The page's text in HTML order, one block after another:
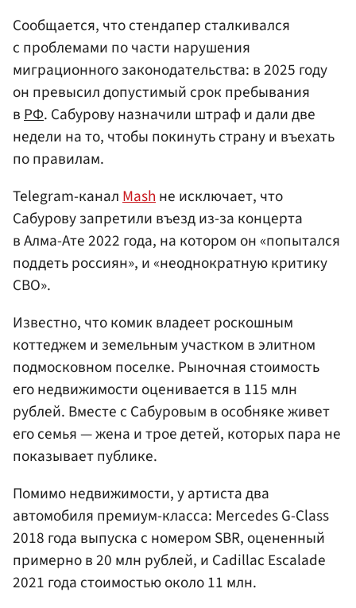
Сообщается, что стендапер сталкивался
с проблемами по части нарушения
миграционного законодательства: в 2025 году
он превысил допустимый срок пребывания
в РФ. Сабурову назначили штраф и дали две
недели на то, чтобы покинуть страну и въехать
по правилам.
Telegram-каналMashне исключает, что
Сабурову запретили въезд из-за концерта
в Алма-Ате 2022 года, на котором он «попытался
поддеть россиян», и «неоднократную критику
СВО».
Известно, что комик владеет роскошным
коттеджем и земельным участком в элитном
подмосковном поселке. Рыночная стоимость
его недвижимости оценивается в 115 млн
рублей. Вместе с Сабуровым в особняке живет
его семья — жена и трое детей, которых пара не
показывает публике.
Помимо недвижимости, у артиста два
автомобиля премиум-класса: Mercedes G-Class
2018 года выпуска с номером SBR, оцененный
примерно в 20 млн рублей, и Cadillac Escalade
2021 года стоимостью около 11 млн.